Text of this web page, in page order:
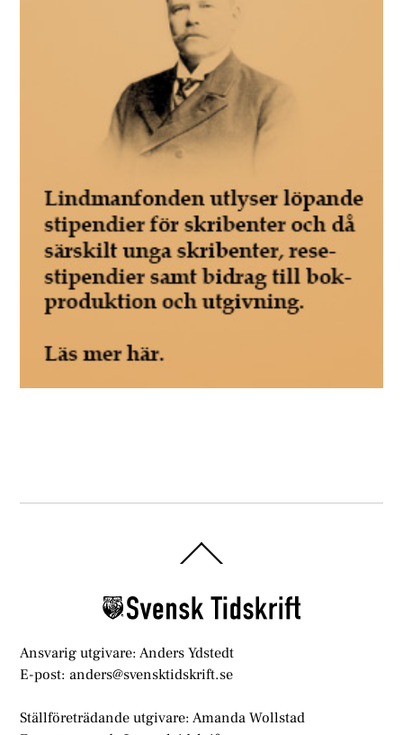
To
Ansvarig utgivare: Anders Ydstedt
E-post: anders@svensktidskrift.se
Ställföreträdande utgivare: Amanda Wollstad